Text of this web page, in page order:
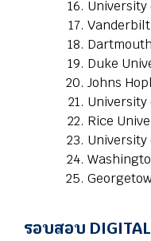
Duke
Johns
University
Rice
รอบสอบ